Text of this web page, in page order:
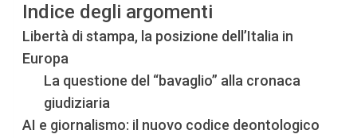
Indice degli argomenti
Libertà di stampa, la posizione dell’Italia in
Europa
La questione del “bavaglio” alla cronaca
giudiziaria
AI e giornalismo: il nuovo codice deontologico